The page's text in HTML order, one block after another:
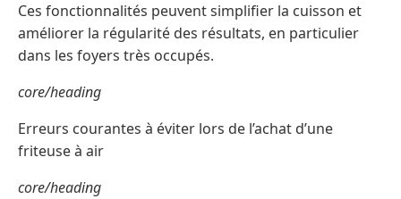
Ces fonctionnalités peuvent simplifier la cuisson et
améliorer la régularité des résultats, en particulier
dans les foyers très occupés.
core/heading
Erreurs courantes à éviter lors de l’achat d’une
friteuse à air
core/heading